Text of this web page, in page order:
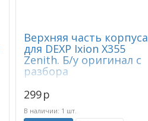
Верхняя часть корпуса
для DEXP Ixion X355
Zenith. Б/у оригинал с
разбора
299p
В наличии: 1 шт.